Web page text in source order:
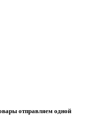
отправляем одной